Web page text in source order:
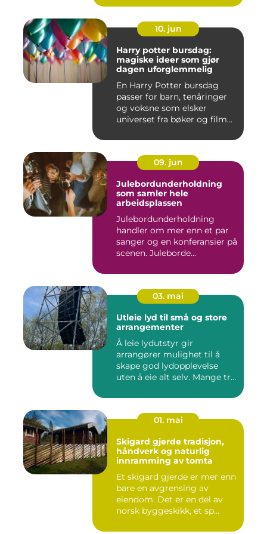
10. jun
Harry potter bursdag:
magiske ideer som gjør
dagen uforglemmelig
En Harry Potter bursdag
passer for barn, tenåringer
og voksne som elsker
universet fra bøker og film...
09. jun
Julebordunderholdning
som samler hele
arbeidsplassen
Julebordunderholdning
handler om mer enn et par
sanger og en konferansier på
scenen. Juleborde...
03. mai
Utleie lyd til små og store
arrangementer
Å leie lydutstyr gir
arrangører mulighet til å
skape god lydopplevelse
uten å eie alt selv. Mange tr...
01. mai
Skigard gjerde tradisjon,
håndverk og naturlig
innramming av tomta
Et skigard gjerde er mer enn
bare en avgrensing av
eiendom. Det er en del av
norsk byggeskikk, et sp...